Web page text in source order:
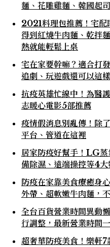
麵、花雕雞麵、韓國起
2021料理包推薦！宅
得到紅燒牛肉麵、乾拌
熱就能輕鬆上桌
宅在家要幹嘛？適合打
追劇、玩遊戲還可以這
抗疫英雄忙線中！為醫
志暖心電影5部推薦
疫情假消息別亂傳！除
平台、管道在這裡
居家防疫好幫手！LG
備除濕、遠端操控等4
防疫在家靠美食療癒身
外帶、超軟嫩牛肉麵，
全台百貨營業時間異動
行調整，最新營業時間
超奢華防疫美食！樂軒7